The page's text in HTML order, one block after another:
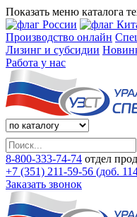
Показать меню каталога
Производство онлайн
Лизинг и субсидии
Работа у нас
8-800-333-74-74 отдел
+7 (351) 211-59-56 (доб.
Заказать звонок